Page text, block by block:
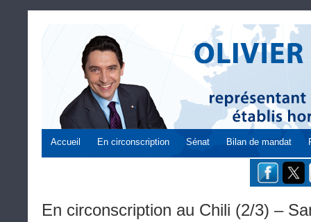
Accueil En circonscription Sénat Bilan de mandat
En circonscription au Chili (2/3) –